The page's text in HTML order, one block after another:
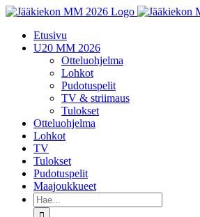
Skip
contentEtusivu
U20 MM 2026
Otteluohjelma
Lohkot
Pudotuspelit
TV & striimaus
Tulokset
Otteluohjelma
Lohkot
TV
Tulokset
Pudotuspelit
Maajoukkueet
Etsi
...